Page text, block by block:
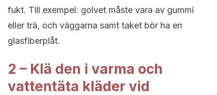
fukt. Till exempel: golvet måste vara av gummi
eller trä, och väggarna samt taket bör ha en
glasfiberplåt.
2 – Klä den i varma och
vattentäta kläder vid